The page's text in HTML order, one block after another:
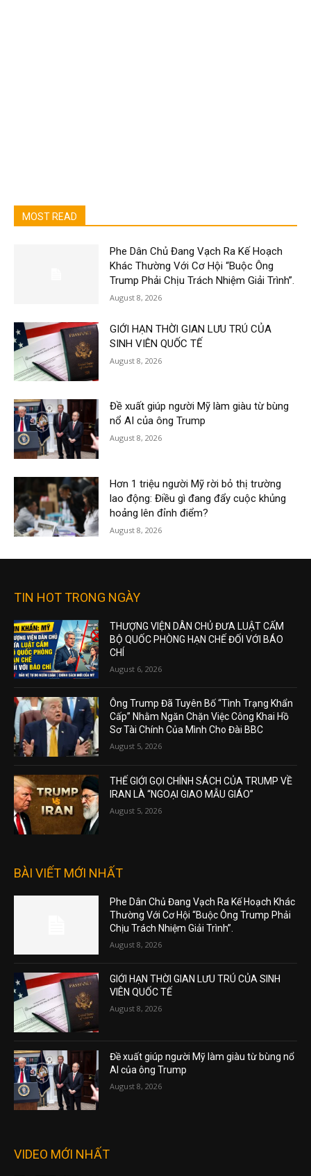
MOST READ
Phe Dân Chủ Đang Vạch Ra Kế Hoạch
Khác Thường Với Cơ Hội “Buộc Ông
Trump Phải Chịu Trách Nhiệm Giải Trình”.
August 8, 2026
GIỚI HẠN THỜI GIAN LƯU TRÚ CỦA
SINH VIÊN QUỐC TẾ
August 8, 2026
Đề xuất giúp người Mỹ làm giàu từ bùng
nổ AI của ông Trump
August 8, 2026
Hơn 1 triệu người Mỹ rời bỏ thị trường
lao động: Điều gì đang đẩy cuộc khủng
hoảng lên đỉnh điểm?
August 8, 2026
TIN HOT TRONG NGÀY
THƯỢNG VIỆN DÂN CHỦ ĐƯA LUẬT CẤM
BỘ QUỐC PHÒNG HẠN CHẾ ĐỐI VỚI BÁO
CHÍ
August 6, 2026
Ông Trump Đã Tuyên Bố “Tình Trạng Khẩn
Cấp” Nhằm Ngăn Chặn Việc Công Khai Hồ
Sơ Tài Chính Của Mình Cho Đài BBC
August 5, 2026
THẾ GIỚI GỌI CHÍNH SÁCH CỦA TRUMP VỀ
IRAN LÀ “NGOẠI GIAO MẪU GIÁO”
August 5, 2026
BÀI VIẾT MỚI NHẤT
Phe Dân Chủ Đang Vạch Ra Kế Hoạch Khác
Thường Với Cơ Hội “Buộc Ông Trump Phải
Chịu Trách Nhiệm Giải Trình”.
August 8, 2026
GIỚI HẠN THỜI GIAN LƯU TRÚ CỦA SINH
VIÊN QUỐC TẾ
August 8, 2026
Đề xuất giúp người Mỹ làm giàu từ bùng nổ
AI của ông Trump
August 8, 2026
VIDEO MỚI NHẤT